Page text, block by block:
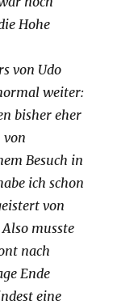
Hohe
von Udo
weiter:
bisher eher
von
Besuch in
ich schon
von
musste
nach
Ende
eine